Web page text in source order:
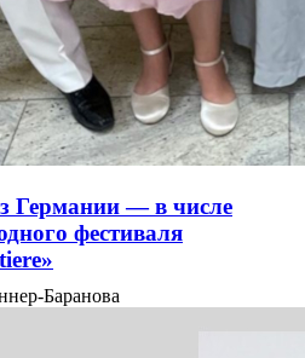
Германии — в числе
фестиваля
Баранова